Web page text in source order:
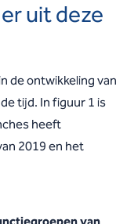
uit deze
de ontwikkeling van
tijd. In figuur 1 is
heeft
2019 en het